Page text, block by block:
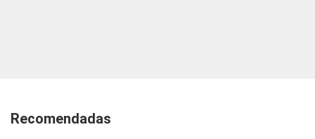
Recomendadas